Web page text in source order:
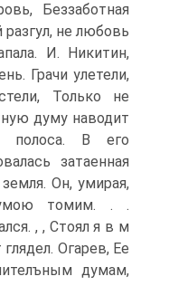
Беззаботная
не любовь
И. Никитин,
Грачи улетели,
Только не
думу наводит
полоса. В его
затаенная
Он, умирая,
томим. . .
, , Стоял я в м
Огарев, Ее
думам,